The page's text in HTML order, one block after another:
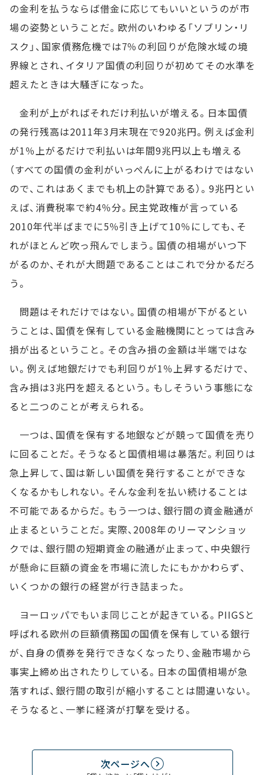
の金利を払うならば借金に応じてもいいというのが市
場の姿勢ということだ。欧州のいわゆる「ソブリン・リ
スク」、国家債務危機では7％の利回りが危険水域の境
界線とされ、イタリア国債の利回りが初めてその水準を
超えたときは大騒ぎになった。
金利が上がればそれだけ利払いが増える。日本国債
の発行残高は2011年3月末現在で920兆円。例えば金利
が1％上がるだけで利払いは年間9兆円以上も増える
（すべての国債の金利がいっぺんに上がるわけではない
ので、これはあくまでも机上の計算である）。9兆円とい
えば、消費税率で約4％分。民主党政権が言っている
2010年代半ばまでに5％引き上げて10％にしても、そ
れがほとんど吹っ飛んでしまう。国債の相場がいつ下
がるのか、それが大問題であることはこれで分かるだろ
う。
問題はそれだけではない。国債の相場が下がるとい
うことは、国債を保有している金融機関にとっては含み
損が出るということ。その含み損の金額は半端ではな
い。例えば地銀だけでも利回りが1％上昇するだけで、
含み損は3兆円を超えるという。もしそういう事態にな
ると二つのことが考えられる。
一つは、国債を保有する地銀などが競って国債を売り
に回ることだ。そうなると国債相場は暴落だ。利回りは
急上昇して、国は新しい国債を発行することができな
くなるかもしれない。そんな金利を払い続けることは
不可能であるからだ。もう一つは、銀行間の資金融通が
止まるということだ。実際、2008年のリーマンショッ
クでは、銀行間の短期資金の融通が止まって、中央銀行
が懸命に巨額の資金を市場に流したにもかかわらず、
いくつかの銀行の経営が行き詰まった。
ヨーロッパでもいま同じことが起きている。PIIGSと
呼ばれる欧州の巨額債務国の国債を保有している銀行
が、自身の債券を発行できなくなったり、金融市場から
事実上締め出されたりしている。日本の国債相場が急
落すれば、銀行間の取引が縮小することは間違いない。
そうなると、一挙に経済が打撃を受ける。
次ページへ